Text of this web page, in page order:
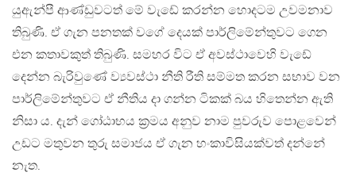
යුඇන්පී ආණ්ඩුවටත් මේ වැඩේ කරන්න හොදටම උවමනාව
තිබුණි. ඒ ගැන පනතක් වගේ දෙයක් පාර්ලිමේන්තුවට ගෙන
එන කතාවකුත් තිබුණි. සමහර විට ඒ අවස්ථාවෙහි වැඩේ
දෙන්න බැරිවුණේ ව්‍යවස්ථා නීති රීති සම්මත කරන සභාව වන
පාර්ලිමේන්තුවට ඒ නීතිය දා ගන්න ටිකක් බය හිතෙන්න ඇති
නිසා ය. දැන් ගෝඨාභය ක්‍රමය අනුව නාම පුවරුව පොළවෙන්
උඩට මතුවන තුරු සමාජය ඒ ගැන හංකාවිසියක්වත් දන්නේ
නැත.